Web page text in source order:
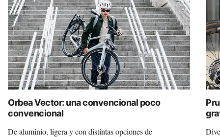
Orbea Vector: una convencional poco
convencional
De aluminio, ligera y con distintas opciones de